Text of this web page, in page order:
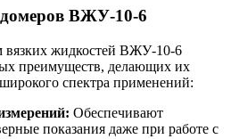
ВЖУ-10-6
вязких жидкостей ВЖУ-10-6
преимуществ, делающих их
спектра применений:
Обеспечивают
показания даже при работе с